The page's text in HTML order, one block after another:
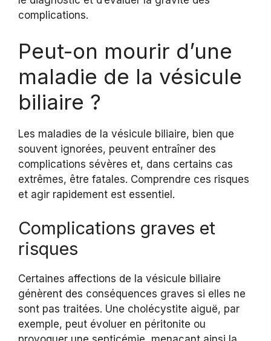
complications.
Peut-on mourir d’une
maladie de la vésicule
biliaire ?
Les maladies de la vésicule biliaire, bien que
souvent ignorées, peuvent entraîner des
complications sévères et, dans certains cas
extrêmes, être fatales. Comprendre ces risques
et agir rapidement est essentiel.
Complications graves et
risques
Certaines affections de la vésicule biliaire
génèrent des conséquences graves si elles ne
sont pas traitées. Une cholécystite aiguë, par
exemple, peut évoluer en péritonite ou